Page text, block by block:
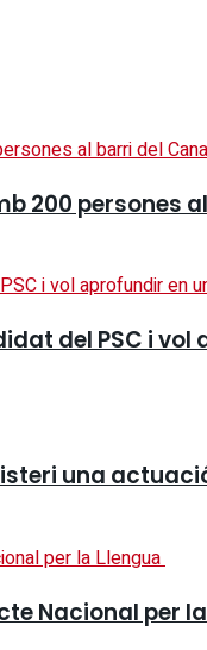
200 persones
del PSC i
una
Nacional per